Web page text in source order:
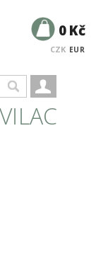
CZK EUR
0 Kč